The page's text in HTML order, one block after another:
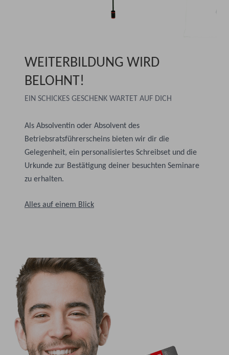
WEITERBILDUNG WIRD
BELOHNT!
EIN SCHICKES GESCHENK WARTET AUF DICH
Als Absolventin oder Absolvent des
Betriebsratsführerscheins bieten wir dir die
Gelegenheit, ein personalisiertes Schreibset und die
Urkunde zur Bestätigung deiner besuchten Seminare
zu erhalten.
Alles auf einem Blick